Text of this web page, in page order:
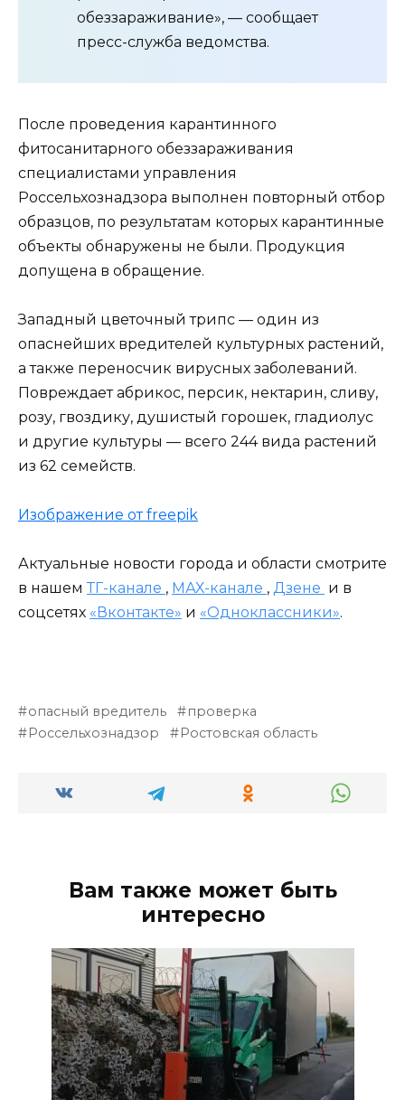
обеззараживание», — сообщает
пресс-служба ведомства.
После проведения карантинного
фитосанитарного обеззараживания
специалистами управления
Россельхознадзора выполнен повторный отбор
образцов, по результатам которых карантинные
объекты обнаружены не были. Продукция
допущена в обращение.
Западный цветочный трипс — один из
опаснейших вредителей культурных растений,
а также переносчик вирусных заболеваний.
Повреждает абрикос, персик, нектарин, сливу,
розу, гвоздику, душистый горошек, гладиолус
и другие культуры — всего 244 вида растений
из 62 семейств.
Изображение от freepik
Актуальные новости города и области смотрите
в нашем ТГ-канале , МАХ-канале , Дзене и в
соцсетях «Вконтакте» и «Одноклассники».
опасный вредитель
проверка
Россельхознадзор
Ростовская область
Вам также может быть
интересно